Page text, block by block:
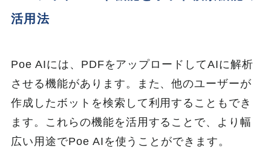
活用法
Poe AIには、PDFをアップロードしてAIに解析
させる機能があります。また、他のユーザーが
作成したボットを検索して利用することもでき
ます。これらの機能を活用することで、より幅
広い用途でPoe AIを使うことができます。